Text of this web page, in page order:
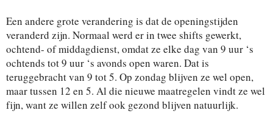
Een andere grote verandering is dat de openingstijden
veranderd zijn. Normaal werd er in twee shifts gewerkt,
ochtend- of middagdienst, omdat ze elke dag van 9 uur ‘s
ochtends tot 9 uur ‘s avonds open waren. Dat is
teruggebracht van 9 tot 5. Op zondag blijven ze wel open,
maar tussen 12 en 5. Al die nieuwe maatregelen vindt ze wel
fijn, want ze willen zelf ook gezond blijven natuurlijk.